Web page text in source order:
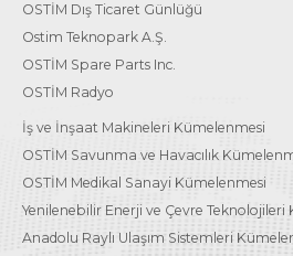
OSTİM Dış Ticaret Günlüğü
Ostim Teknopark A.Ş.
OSTİM Spare Parts Inc.
OSTİM Radyo
İş ve İnşaat Makineleri Kümelenmesi
OSTİM Savunma ve Havacılık
OSTİM Medikal Sanayi Kümelenmesi
Yenilenebilir Enerji ve Çevre Teknolojileri
Anadolu Raylı Ulaşım Sistemleri